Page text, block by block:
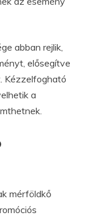
abban rejlik,
elősegítve
Kézzelfogható
a
mérföldkő